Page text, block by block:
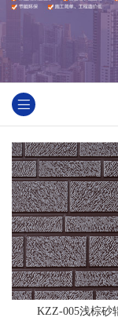
KZZ-005浅棕砂